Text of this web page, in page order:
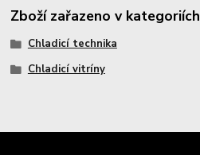
Zboží zařazeno v kategoriích
Chladicí technika
Chladicí vitríny